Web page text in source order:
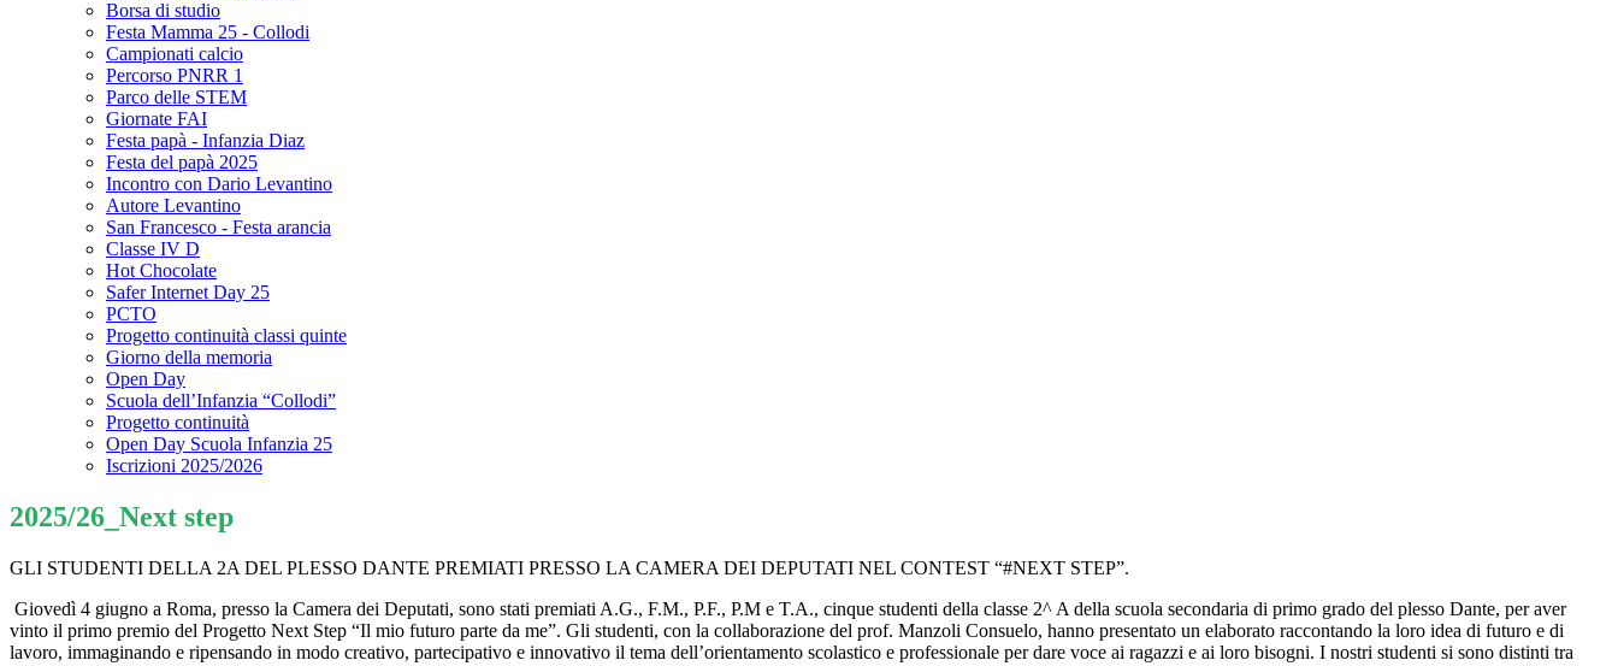
Borsa di studio
Festa Mamma 25 - Collodi
Campionati calcio
Percorso PNRR 1
Parco delle STEM
Giornate FAI
Festa papà - Infanzia Diaz
Festa del papà 2025
Incontro con Dario Levantino
Autore Levantino
San Francesco - Festa arancia
Classe IV D
Hot Chocolate
Safer Internet Day 25
PCTO
Progetto continuità classi quinte
Giorno della memoria
Open Day
Scuola dell’Infanzia “Collodi”
Progetto continuità
Open Day Scuola Infanzia 25
Iscrizioni 2025/2026
2025/26_Next step
GLI STUDENTI DELLA 2A DEL PLESSO DANTE PREMIATI PRESSO LA CAMERA DEI DEPUTATI NEL CONTEST “#NEXT STEP”.
Giovedì 4 giugno a Roma, presso la Camera dei Deputati, sono stati premiati A.G., F.M., P.F., P.M e T.A., cinque studenti della classe 2^ A della scuola secondaria di primo grado del plesso Dante, per aver
vinto il primo premio del Progetto Next Step “Il mio futuro parte da me”. Gli studenti, con la collaborazione del prof. Manzoli Consuelo, hanno presentato un elaborato raccontando la loro idea di futuro e di
lavoro, immaginando e ripensando in modo creativo, partecipativo e innovativo il tema dell’orientamento scolastico e professionale per dare voce ai ragazzi e ai loro bisogni. I nostri studenti si sono distinti tra